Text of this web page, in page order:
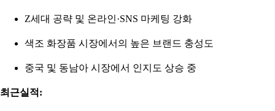
Z세대 공략 및 온라인·SNS 마케팅 강화
색조 화장품 시장에서의 높은 브랜드 충성도
중국 및 동남아 시장에서 인지도 상승 중
최근실적: